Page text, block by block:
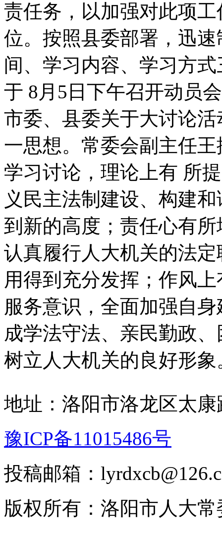
责任务，以加强对此项
位。按照县委部署，迅
间、学习内容、学习方
于 8月5日下午召开动员
市委、县委关于大讨论
一思想。常委会副主任
学习讨论，理论上有 所
义民主法制建设、构建
到新的高度；责任心有
认真履行人大机关的法
用得到充分发挥；作风
服务意识，全面加强自
成学法守法、亲民勤政
树立人大机关的良好形
地址：洛阳市洛龙区太康
豫ICP备11015486号
投稿邮箱：
版权所有：洛阳市人大常